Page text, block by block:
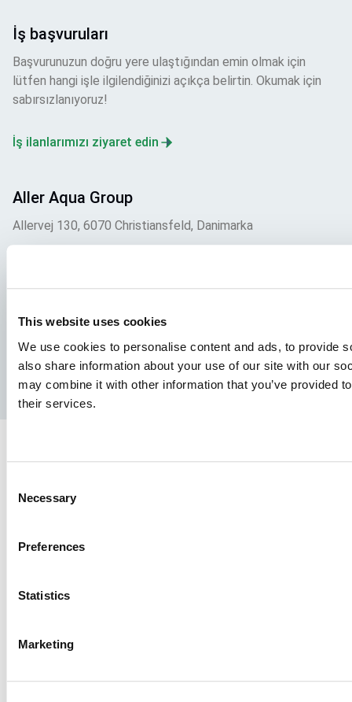
This website uses cookies
We use cookies to personalise content and ads, to provide
also share information about your use of our site with our
may combine it with other information that you’ve provided
their services.
Selection
Necessary
Preferences
Statistics
Marketing
İş başvuruları
Başvurunuzun doğru yere ulaştığından emin olmak için
lütfen hangi işle ilgilendiğinizi açıkça belirtin. Okumak için
sabırsızlanıyoruz!
İş ilanlarımızı ziyaret edin
Aller Aqua Group
Allervej 130, 6070 Christiansfeld, Danimarka
Facebook YouTube LinkedInInstagram
Gizlilik PolitikasıYasal Uyarı